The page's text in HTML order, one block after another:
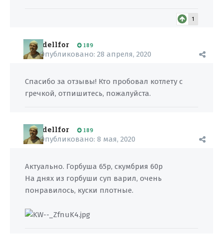
1
dellfor 189
Опубликовано: 28 апреля, 2020
Спасибо за отзывы! Кто пробовал котлету с
гречкой, отпишитесь, пожалуйста.
dellfor 189
Опубликовано: 8 мая, 2020
Актуально. Горбуша 65р, скумбрия 60р
На днях из горбуши суп варил, очень
понравилось, куски плотные.